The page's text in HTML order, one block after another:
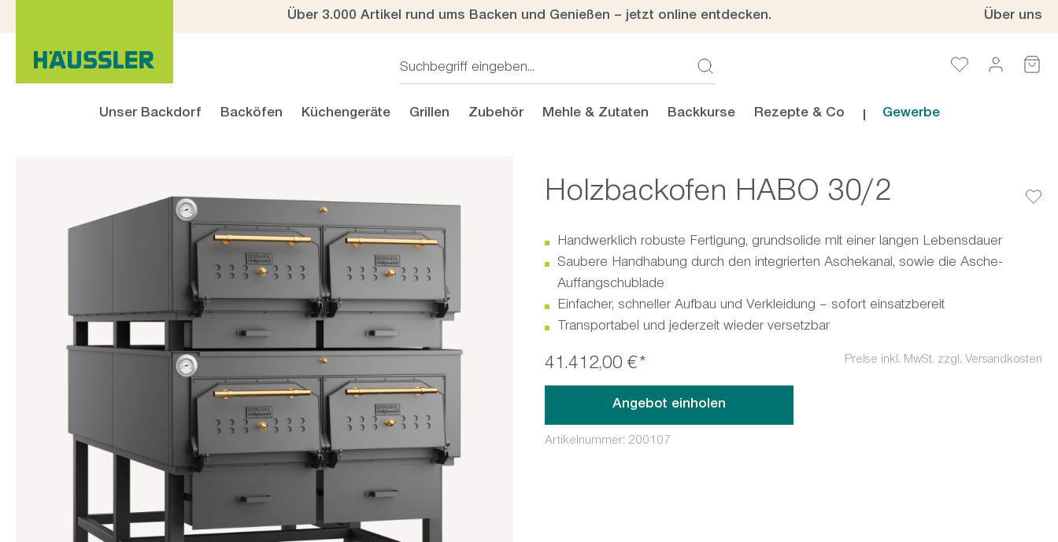
Über 3.000 Artikel rund ums Backen und Genießen – jetzt online entdecken. Über uns
Unser Backdorf Backöfen Küchengeräte Grillen Zubehör Mehle & Zutaten Backkurse Rezepte & Co Gewerbe
Holzbackofen HABO 30/2
Handwerklich robuste Fertigung, grundsolide mit einer langen Lebensdauer
Saubere Handhabung durch den integrierten Aschekanal, sowie die Asche-
Auffangschublade
Einfacher, schneller Aufbau und Verkleidung – sofort einsatzbereit
Transportabel und jederzeit wieder versetzbar
41.412,00 €* Preise inkl. MwSt. zzgl. Versandkosten
Angebot einholen
Artikelnummer: 200107